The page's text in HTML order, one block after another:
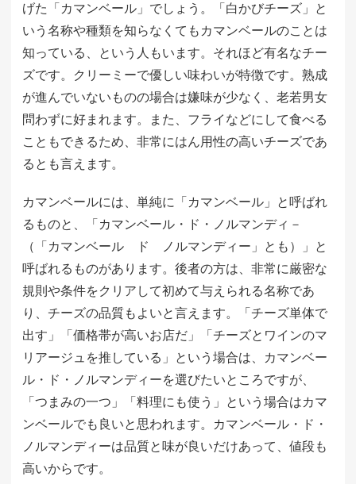
げた「カマンベール」でしょう。「白かびチーズ」と
いう名称や種類を知らなくてもカマンベールのことは
知っている、という人もいます。それほど有名なチー
ズです。クリーミーで優しい味わいが特徴です。熟成
が進んでいないものの場合は嫌味が少なく、老若男女
問わずに好まれます。また、フライなどにして食べる
こともできるため、非常にはん用性の高いチーズであ
るとも言えます。
カマンベールには、単純に「カマンベール」と呼ばれ
るものと、「カマンベール・ド・ノルマンディ－
（「カマンベール ド ノルマンディー」とも）」と
呼ばれるものがあります。後者の方は、非常に厳密な
規則や条件をクリアして初めて与えられる名称であ
り、チーズの品質もよいと言えます。「チーズ単体で
出す」「価格帯が高いお店だ」「チーズとワインのマ
リアージュを推している」という場合は、カマンベー
ル・ド・ノルマンディーを選びたいところですが、
「つまみの一つ」「料理にも使う」という場合はカマ
ンベールでも良いと思われます。カマンベール・ド・
ノルマンディーは品質と味が良いだけあって、値段も
高いからです。